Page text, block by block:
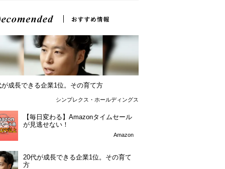
が成長できる企業1位。その育て方
シンプレクス・ホールディングス
【毎日変わる】Amazonタイムセール
が見逃せない！
Amazon
20代が成長できる企業1位。その育て
方